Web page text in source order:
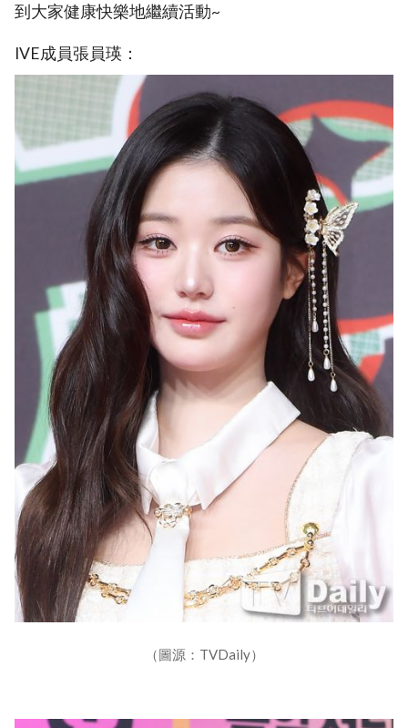
到大家健康快樂地繼續活動~
IVE成員張員瑛：
（圖源：TVDaily）